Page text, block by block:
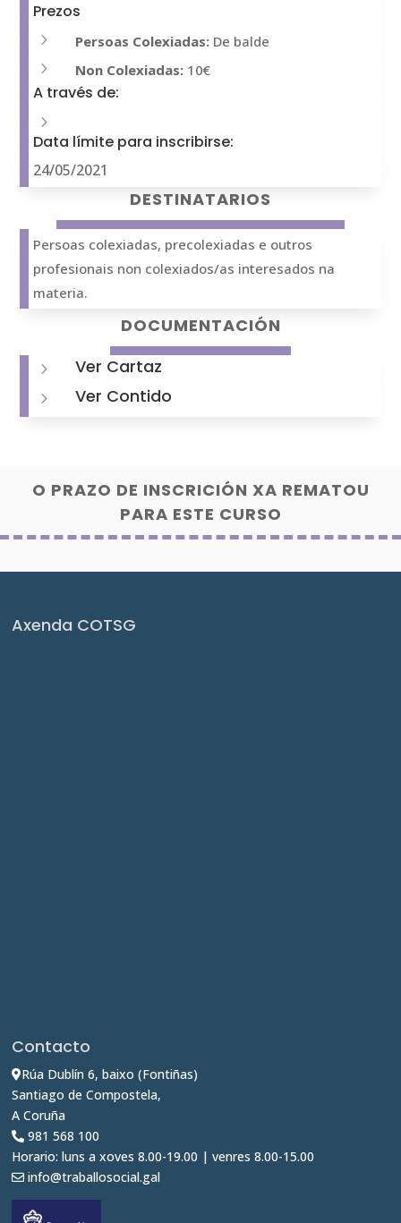
Prezos
5 Persoas Colexiadas: De balde
5 Non Colexiadas: 10€
A través de:
5
Data límite para inscribirse:
24/05/2021
DESTINATARIOS
Persoas colexiadas, precolexiadas e outros
profesionais non colexiados/as interesados na
materia.
DOCUMENTACIÓN
5 Ver Cartaz
5 Ver Contido
O PRAZO DE INSCRICIÓN XA REMATOU
PARA ESTE CURSO
Axenda COTSG
Contacto
Rúa Dublín 6, baixo (Fontiñas)
Santiago de Compostela,
A Coruña
981 568 100
Horario: luns a xoves 8.00-19.00 | venres 8.00-15.00
info@traballosocial.gal